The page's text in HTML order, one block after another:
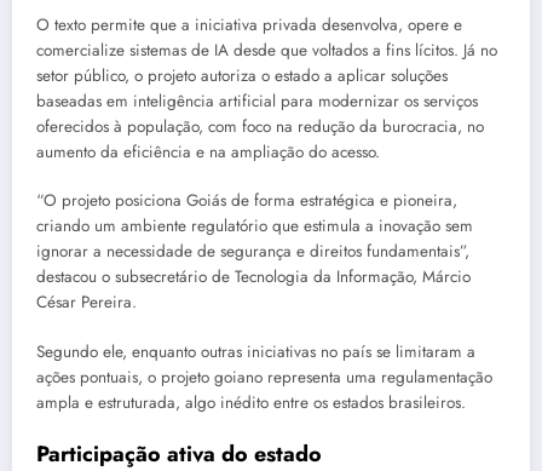
O texto permite que a iniciativa privada desenvolva, opere e
comercialize sistemas de IA desde que voltados a fins lícitos. Já no
setor público, o projeto autoriza o estado a aplicar soluções
baseadas em inteligência artificial para modernizar os serviços
oferecidos à população, com foco na redução da burocracia, no
aumento da eficiência e na ampliação do acesso.
“O projeto posiciona Goiás de forma estratégica e pioneira,
criando um ambiente regulatório que estimula a inovação sem
ignorar a necessidade de segurança e direitos fundamentais”,
destacou o subsecretário de Tecnologia da Informação, Márcio
César Pereira.
Segundo ele, enquanto outras iniciativas no país se limitaram a
ações pontuais, o projeto goiano representa uma regulamentação
ampla e estruturada, algo inédito entre os estados brasileiros.
Participação ativa do estado